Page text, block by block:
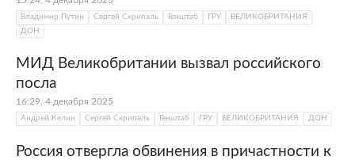
Владимир Путин Сергей Скрипаль Генштаб ГРУ
ВЕЛИКОБРИТАНИЯ
ДОН
МИД Великобритании вызвал российского
посла
16:29, 4 декабря 2025
Андрей Келин Сергей Скрипаль Генштаб ГРУ ВЕЛИКОБРИТАНИЯ ДОН
Россия отвергла обвинения в причастности к